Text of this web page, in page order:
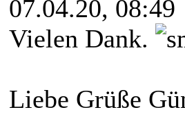
07.04.20, 08:49
Vielen Dank.
Liebe Grüße